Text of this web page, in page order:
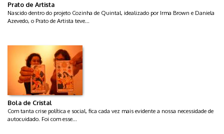
Prato de Artista
Nascido dentro do projeto Cozinha de Quintal, idealizado por Irma Brown e Daniela
Azevedo, o Prato de Artista teve...
Bola de Cristal
Com tanta crise política e social, fica cada vez mais evidente a nossa necessidade de
autocuidado. Foi com esse...